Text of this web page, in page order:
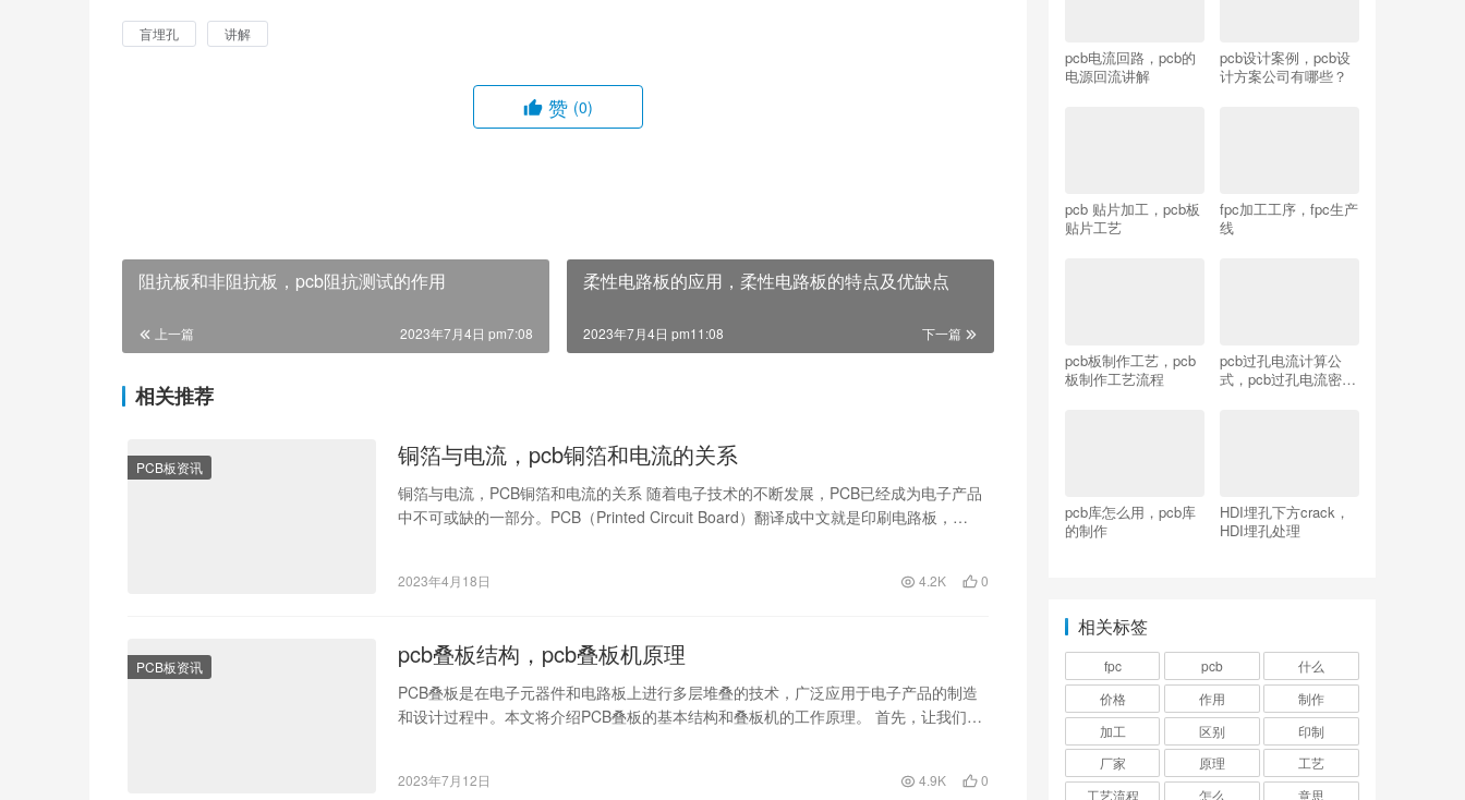
盲埋孔 讲解
赞 (0)
阻抗板和非阻抗板，pcb阻抗测试的作用
上一篇 2023年7月4日 pm7:08
柔性电路板的应用，柔性电路板的特点及优缺点
下一篇
2023年7月4日 pm11:08
相关推荐
PCB板资讯 铜箔与电流，pcb铜箔和电流的关系
铜箔与电流，PCB铜箔和电流的关系 随着电子技术的不断发展，PCB已经成为电子产品
中不可或缺的一部分。PCB（Printed Circuit Board）翻译成中文就是印刷电路板，…
2023年4月18日 4.2K 0
PCB板资讯 pcb叠板结构，pcb叠板机原理
PCB叠板是在电子元器件和电路板上进行多层堆叠的技术，广泛应用于电子产品的制造
和设计过程中。本文将介绍PCB叠板的基本结构和叠板机的工作原理。 首先，让我们来
2023年7月12日 4.9K 0
pcb电流回路，pcb的
电源回流讲解
pcb设计案例，pcb设
计方案公司有哪些？
pcb 贴片加工，pcb板
贴片工艺
fpc加工工序，fpc生产
线
pcb板制作工艺，pcb
板制作工艺流程
pcb过孔电流计算公
式，pcb过孔电流密度
pcb库怎么用，pcb库
的制作
HDI埋孔下方crack，
HDI埋孔处理
相关标签
fpc pcb
什么
价格
作用
制作
加工
区别
印制
厂家
原理
工艺
工艺流程
怎么
意思